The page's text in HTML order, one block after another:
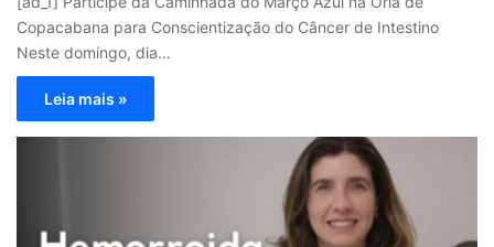
Copacabana para Conscientização do Câncer de Intestino
Neste domingo, dia…
Leia mais »